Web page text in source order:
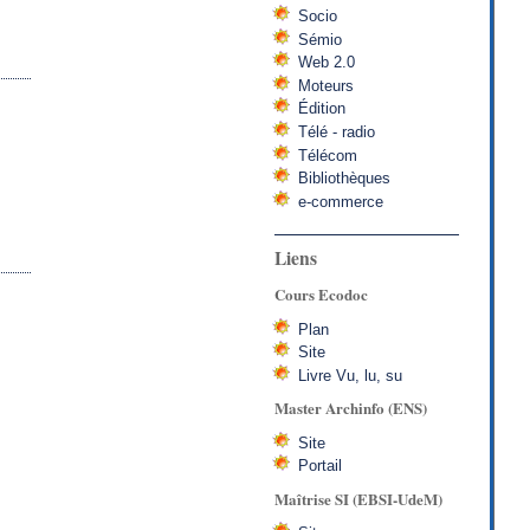
Socio
Sémio
Web 2.0
Moteurs
Édition
Télé - radio
Télécom
Bibliothèques
e-commerce
Liens
Cours Ecodoc
Plan
Site
Livre Vu, lu, su
Master Archinfo (ENS)
Site
Portail
Maîtrise SI (EBSI-UdeM)